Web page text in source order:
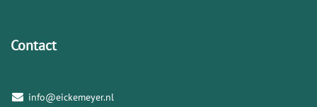
Contact
info@eickemeyer.nl